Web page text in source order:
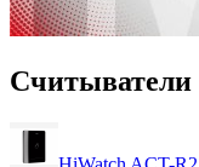
Считыватели